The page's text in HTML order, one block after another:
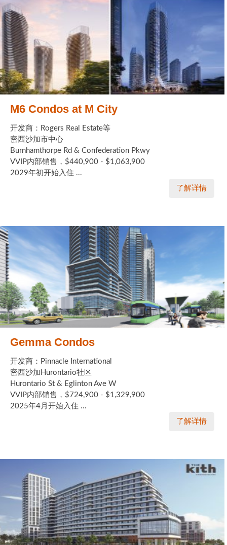
M6 Condos at M City
开发商：Rogers Real Estate等
密西沙加市中心
Burnhamthorpe Rd & Confederation Pkwy
VVIP内部销售，$440,900 - $1,063,900
2029年初开始入住 ...
了解详情
Gemma Condos
开发商：Pinnacle International
密西沙加Hurontario社区
Hurontario St & Eglinton Ave W
VVIP内部销售，$724,900 - $1,329,900
2025年4月开始入住 ...
了解详情